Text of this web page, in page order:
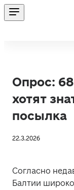
Опрос:
хотят
посылка
22.3.2026
Согласно
Балтии